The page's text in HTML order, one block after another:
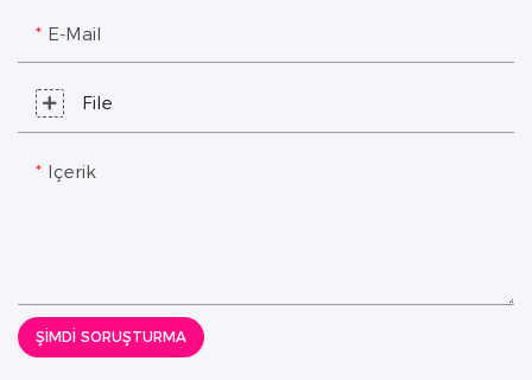
E-Mail
File
Içerik
ŞIMDI SORUŞTURMA